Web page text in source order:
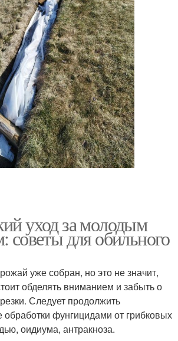
уход за молодым
советы для обильного
уже собран, но это не значит,
обделять вниманием и забыть о
Следует продолжить
обработки фунгицидами от грибковых
оидиума, антракноза.